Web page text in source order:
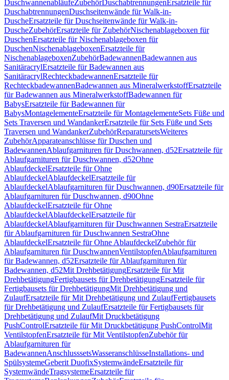
DuschwannenabläufeZubehörDuschabtrennungenErsatzteile für
DuschabtrennungenDuschseitenwände für Walk-in-
DuscheErsatzteile für Duschseitenwände für Walk-in-
DuscheZubehörErsatzteile für ZubehörNischenablageboxen für
DuschenErsatzteile für Nischenablageboxen für
DuschenNischenablageboxenErsatzteile für
NischenablageboxenZubehörBadewannenBadewannen aus
SanitäracrylErsatzteile für Badewannen aus
SanitäracrylRechteckbadewannenErsatzteile für
RechteckbadewannenBadewannen aus MineralwerkstoffErsatzteile
für Badewannen aus MineralwerkstoffBadewannen für
BabysErsatzteile für Badewannen für
BabysMontagelementeErsatzteile für MontagelementeSets Füße und
Sets Traversen und WandankerErsatzteile für Sets Füße und Sets
Traversen und WandankerZubehörReparatursetsWeiteres
ZubehörApparateanschlüsse für Duschen und
BadewannenAblaufgarnituren für Duschwannen, d52Ersatzteile für
Ablaufgarnituren für Duschwannen, d52Ohne
AblaufdeckelErsatzteile für Ohne
AblaufdeckelAblaufdeckelErsatzteile für
AblaufdeckelAblaufgarnituren für Duschwannen, d90Ersatzteile für
Ablaufgarnituren für Duschwannen, d90Ohne
AblaufdeckelErsatzteile für Ohne
AblaufdeckelAblaufdeckelErsatzteile für
AblaufdeckelAblaufgarnituren für Duschwannen SestraErsatzteile
für Ablaufgarnituren für Duschwannen SestraOhne
AblaufdeckelErsatzteile für Ohne AblaufdeckelZubehör für
Ablaufgarnituren für DuschwannenVentilstopfenAblaufgarnituren
für Badewannen, d52Ersatzteile für Ablaufgarnituren für
Badewannen, d52Mit DrehbetätigungErsatzteile für Mit
DrehbetätigungFertigbausets für DrehbetätigungErsatzteile für
Fertigbausets für DrehbetätigungMit Drehbetätigung und
ZulaufErsatzteile für Mit Drehbetätigung und ZulaufFertigbausets
für Drehbetätigung und ZulaufErsatzteile für Fertigbausets für
Drehbetätigung und ZulaufMit Druckbetätigung
PushControlErsatzteile für Mit Druckbetätigung PushControlMit
VentilstopfenErsatzteile für Mit VentilstopfenZubehör für
Ablaufgarnituren für
BadewannenAnschlusssetsWasseranschlüsseInstallations- und
SpülsystemeGeberit DuofixSystemwändeErsatzteile für
SystemwändeTragsystemeErsatzteile für